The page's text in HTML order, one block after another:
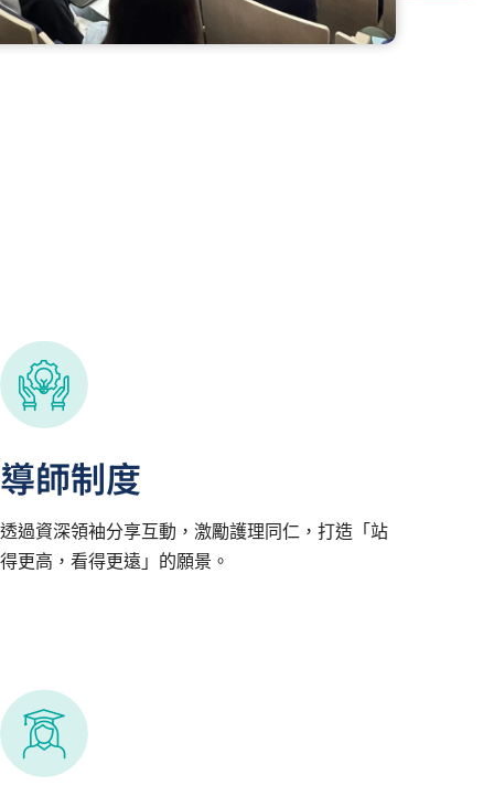
導師制度
透過資深領袖分享互動，激勵護理同仁，打造「站
得更高，看得更遠」的願景。